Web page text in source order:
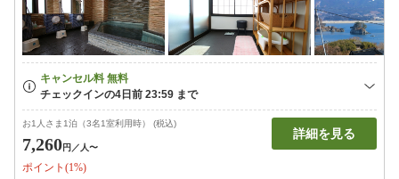
お1人さま1泊（3名1室利用時） (税込)
7,260円 ／人〜
ポイント(1%)
詳細を見る